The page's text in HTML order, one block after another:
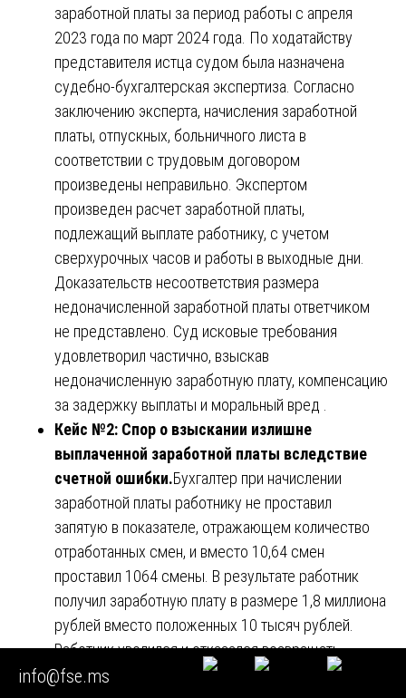
заработной платы за период работы с апреля
2023 года по март 2024 года. По ходатайству
представителя истца судом была назначена
судебно-бухгалтерская экспертиза. Согласно
заключению эксперта, начисления заработной
платы, отпускных, больничного листа в
соответствии с трудовым договором
произведены неправильно. Экспертом
произведен расчет заработной платы,
подлежащий выплате работнику, с учетом
сверхурочных часов и работы в выходные дни.
Доказательств несоответствия размера
недоначисленной заработной платы ответчиком
не представлено. Суд исковые требования
удовлетворил частично, взыскав
недоначисленную заработную плату, компенсацию
за задержку выплаты и моральный вред .
Кейс №2: Спор о взыскании излишне
выплаченной заработной платы вследствие
счетной ошибки.Бухгалтер при начислении
заработной платы работнику не проставил
запятую в показателе, отражающем количество
отработанных смен, и вместо 10,64 смен
проставил 1064 смены. В результате работник
получил заработную плату в размере 1,8 миллиона
рублей вместо положенных 10 тысяч рублей.
Работник уволился и отказался возвращать
излишне выплаченные суммы. Суды первой и
info@fse.ms